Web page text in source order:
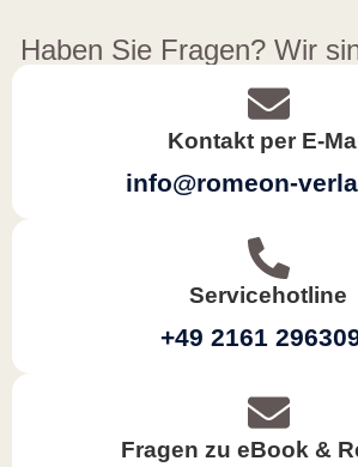
Haben Sie Fragen? Wir
Kontakt per E-
info@romeon-
Servicehotline
+49 2161
Fragen zu eBook &